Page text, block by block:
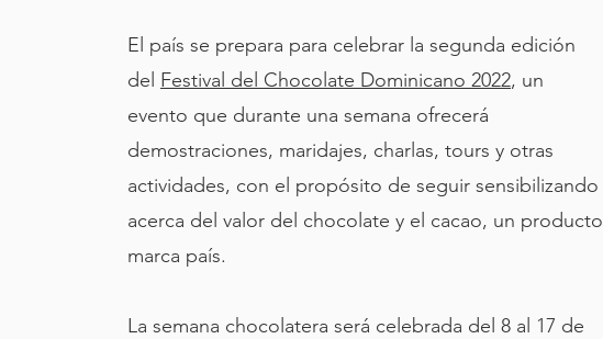
El país se prepara para celebrar la segunda edición
del Festival del Chocolate Dominicano 2022, un
evento que durante una semana ofrecerá
demostraciones, maridajes, charlas, tours y otras
actividades, con el propósito de seguir sensibilizando
acerca del valor del chocolate y el cacao, un producto
marca país.
La semana chocolatera será celebrada del 8 al 17 de